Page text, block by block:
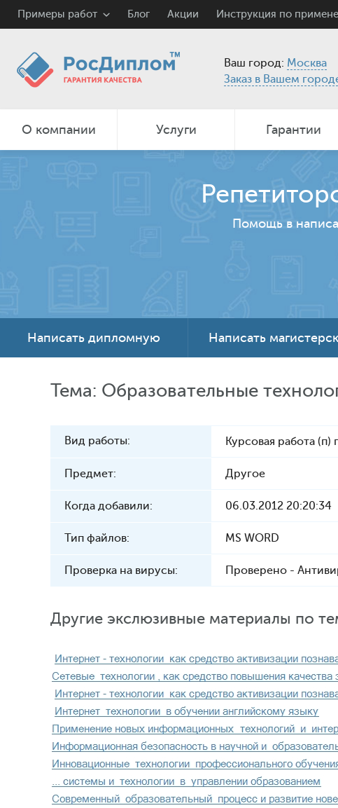
Примеры работ Блог Акции Инструкция по
Ваш город: Москва
Заказ в Вашем
О компании Услуги Гарантии
Помощь в
Написать дипломную Написать
Тема: Образовательные
Вид работы: Курсовая работа
Предмет: Другое
Когда добавили: 06.03.2012 20:20:34
Тип файлов: MS WORD
Проверка на вирусы: Проверено -
Другие экслюзивные материалы по